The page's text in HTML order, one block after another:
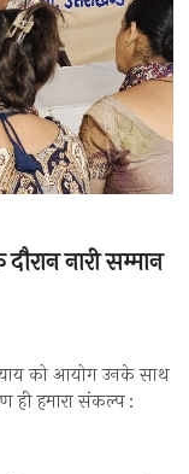
नारी सम्मान
को आयोग उनके साथ
ही हमारा संकल्प :